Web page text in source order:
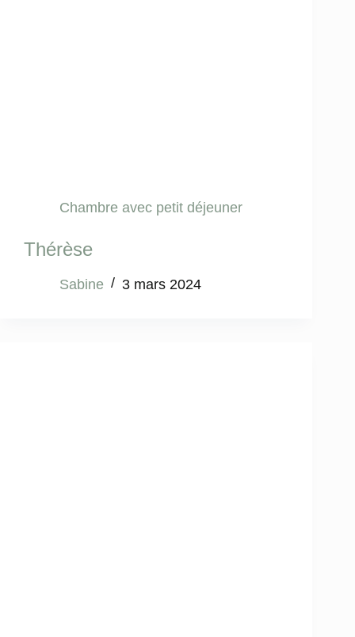
Chambre avec petit déjeuner
Thérèse
Sabine 3 mars 2024